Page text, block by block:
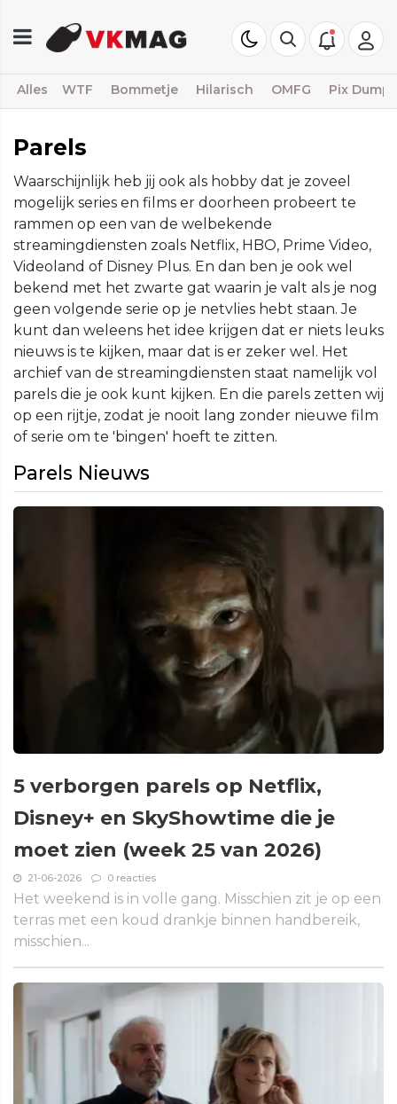
Alles WTF Bommetje Hilarisch OMFG Pix Dump
Parels
Waarschijnlijk heb jij ook als hobby dat je zoveel
mogelijk series en films er doorheen probeert te
rammen op een van de welbekende
streamingdiensten zoals Netflix, HBO, Prime Video,
Videoland of Disney Plus. En dan ben je ook wel
bekend met het zwarte gat waarin je valt als je nog
geen volgende serie op je netvlies hebt staan. Je
kunt dan weleens het idee krijgen dat er niets leuks
nieuws is te kijken, maar dat is er zeker wel. Het
archief van de streamingdiensten staat namelijk vol
parels die je ook kunt kijken. En die parels zetten wij
op een rijtje, zodat je nooit lang zonder nieuwe film
of serie om te 'bingen' hoeft te zitten.
Parels Nieuws
5 verborgen parels op Netflix,
Disney+ en SkyShowtime die je
moet zien (week 25 van 2026)
21-06-2026 0 reacties
Het weekend is in volle gang. Misschien zit je op een
terras met een koud drankje binnen handbereik,
misschien...